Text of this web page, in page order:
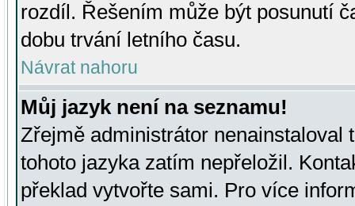
rozdíl. Řešením může být posunutí
dobu trvání letního času.
Návrat nahoru
Můj jazyk není na seznamu!
Zřejmě administrátor nenainstaloval
tohoto jazyka zatím nepřeložil.
překlad vytvořte sami. Pro více